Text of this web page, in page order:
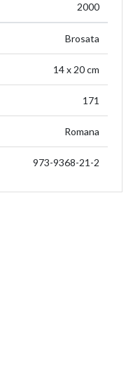
2000
Brosata
14 x 20 cm
171
Romana
973-9368-21-2